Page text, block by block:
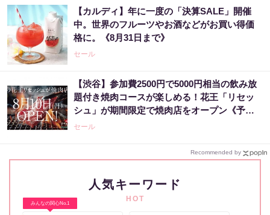
【カルディ】年に一度の「決算SALE」開催
中。世界のフルーツやお酒などがお買い得価
格に。《8月31日まで》
セール
【渋谷】参加費2500円で5000円相当の飲み放
題付き焼肉コースが楽しめる！花王「リセッ
シュ」が期間限定で焼肉店をオープン《予約
受付中》
セール
Recommended by
人気キーワード
HOT
みんなの関心No.1